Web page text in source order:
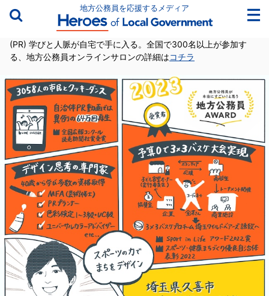
地方公務員を応援するメディア
(PR) 学びと人脈が自宅で手に入る。全国で300名以上が参加す
る、地方公務員オンラインサロンの詳細はコチラ